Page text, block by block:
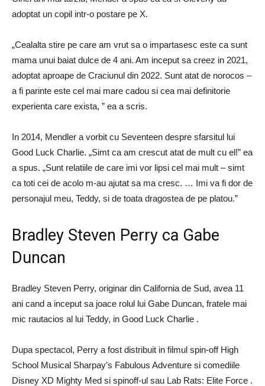
adoptat un copil intr-o postare pe X.
„Cealalta stire pe care am vrut sa o impartasesc este ca sunt
mama unui baiat dulce de 4 ani. Am inceput sa creez in 2021,
adoptat aproape de Craciunul din 2022. Sunt atat de norocos –
a fi parinte este cel mai mare cadou si cea mai definitorie
experienta care exista, ” ea a scris.
In 2014, Mendler a vorbit cu Seventeen despre sfarsitul lui
Good Luck Charlie. „Simt ca am crescut atat de mult cu el!” ea
a spus. „Sunt relatiile de care imi vor lipsi cel mai mult – simt
ca toti cei de acolo m-au ajutat sa ma cresc. … Imi va fi dor de
personajul meu, Teddy, si de toata dragostea de pe platou.”
Bradley Steven Perry ca Gabe
Duncan
Bradley Steven Perry, originar din California de Sud, avea 11
ani cand a inceput sa joace rolul lui Gabe Duncan, fratele mai
mic rautacios al lui Teddy, in Good Luck Charlie .
Dupa spectacol, Perry a fost distribuit in filmul spin-off High
School Musical Sharpay’s Fabulous Adventure si comediile
Disney XD Mighty Med si spinoff-ul sau Lab Rats: Elite Force .